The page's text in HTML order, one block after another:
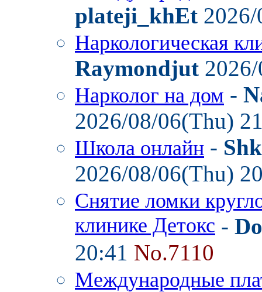
plateji_khEt
Наркологическая
Raymondjut
Нарколог на дом -
2026/08/06(Thu)
Школа онлайн -
2026/08/06(Thu)
Снятие ломки
клинике Детокс -
20:41 No.7110
Международные